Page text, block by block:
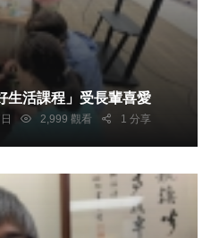
生活課程」受長輩喜愛
2,999 觀看 1 分享